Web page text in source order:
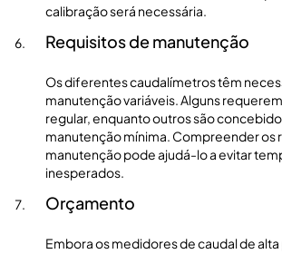
calibração será necessária.
Requisitos de manutenção
Os diferentes caudalímetros têm
manutenção variáveis. Alguns
regular, enquanto outros são
manutenção mínima. Compreender os
manutenção pode ajudá-lo a evitar
inesperados.
Orçamento
Embora os medidores de caudal de